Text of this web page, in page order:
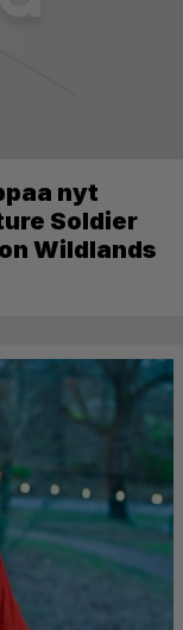
nyt
Soldier
Wildlands